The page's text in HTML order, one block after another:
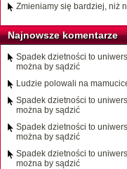
Zmieniamy się bardziej, niż
Najnowsze komentarze
Spadek dzietności to
można by sądzić
Ludzie polowali na
Spadek dzietności to
można by sądzić
Spadek dzietności to
można by sądzić
Spadek dzietności to
można by sądzić